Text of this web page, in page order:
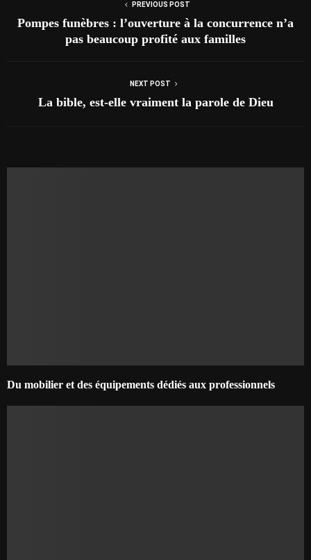
PREVIOUS POST
Pompes funèbres : l’ouverture à la concurrence n’a
pas beaucoup profité aux familles
NEXT POST
La bible, est-elle vraiment la parole de Dieu
Du mobilier et des équipements dédiés aux professionnels